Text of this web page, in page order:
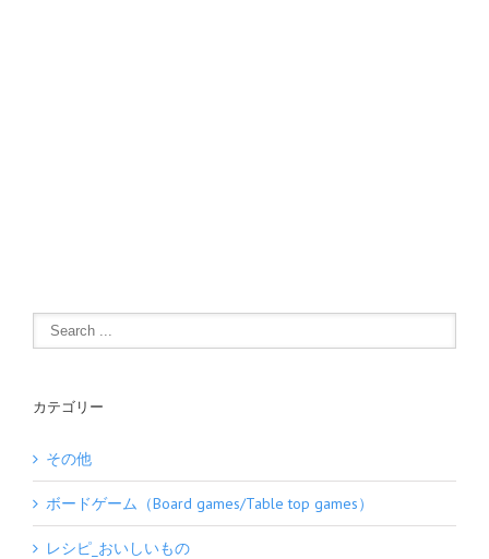
カテゴリー
その他
ボードゲーム（Board games/Table top games）
レシピ_おいしいもの